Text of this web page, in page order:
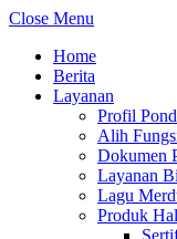
Close Menu
Home
Berita
Layanan
Profil
Alih
Dokumen
Layanan
Lagu
Produk